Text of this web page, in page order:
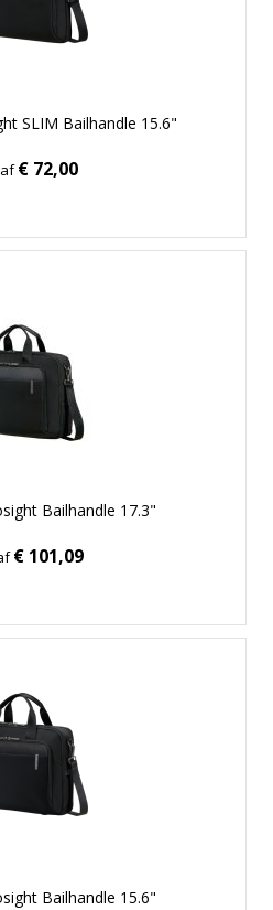
SLIM Bailhandle 15.6"
€ 72,00
Bailhandle 17.3"
€ 101,09
Bailhandle 15.6"